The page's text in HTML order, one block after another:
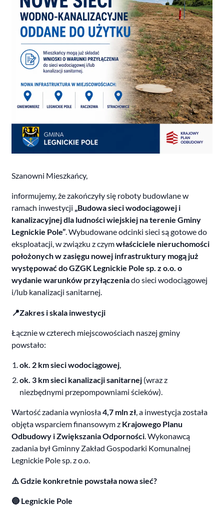
Szanowni Mieszkańcy,
informujemy, że zakończyły się roboty budowlane w
ramach inwestycji „Budowa sieci wodociągowej i
kanalizacyjnej dla ludności wiejskiej na terenie Gminy
Legnickie Pole”. Wybudowane odcinki sieci są gotowe do
eksploatacji, w związku z czymwłaściciele nieruchomości
położonych w zasięgu nowej infrastruktury mogą już
występować do GZGK Legnickie Pole sp. z o.o. o
wydanie warunków przyłączeniado sieci wodociągowej
i/lub kanalizacji sanitarnej.
📍Zakres i skala inwestycji
Łącznie w czterech miejscowościach naszej gminy
powstało:
ok. 2 km sieci wodociągowej,
ok. 3 km sieci kanalizacji sanitarnej (wraz z
niezbędnymi przepompowniami ścieków).
Wartość zadania wyniosła4,7 mln zł, a inwestycja została
objęta wsparciem finansowym z Krajowego Planu
Odbudowy i Zwiększania Odporności. Wykonawcą
zadania był Gminny Zakład Gospodarki Komunalnej
Legnickie Pole sp. z o.o.
⚠️ Gdzie konkretnie powstała nowa sieć?
🔵 Legnickie Pole